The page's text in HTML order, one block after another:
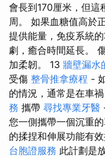
會長到170厘米，但這
周。 如果血糖值高於
提供能量，免疫系統
劇，癒合時間延長。
加柔韌。 13 牆壁漏水
受傷 整骨推拿療程 -
的情況，通常是在車
務 攜帶 尋找專業牙醫
您一側攜帶一個沉重
的揉捏和伸展功能有效
台胞證服務 此計劃是